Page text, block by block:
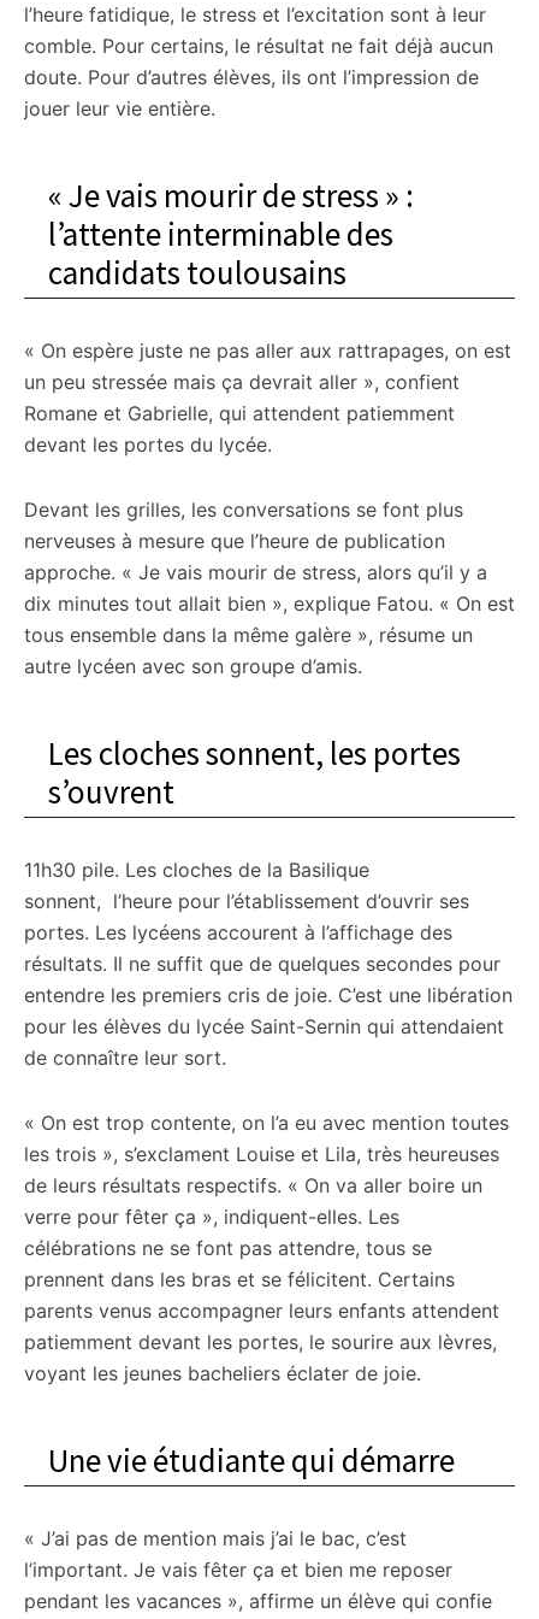
l’heure fatidique, le stress et l’excitation sont à leur
comble. Pour certains, le résultat ne fait déjà aucun
doute. Pour d’autres élèves, ils ont l’impression de
jouer leur vie entière.
« Je vais mourir de stress » :
l’attente interminable des
candidats toulousains
« On espère juste ne pas aller aux rattrapages, on est
un peu stressée mais ça devrait aller », confient
Romane et Gabrielle, qui attendent patiemment
devant les portes du lycée.
Devant les grilles, les conversations se font plus
nerveuses à mesure que l’heure de publication
approche. « Je vais mourir de stress, alors qu’il y a
dix minutes tout allait bien », explique Fatou. « On est
tous ensemble dans la même galère », résume un
autre lycéen avec son groupe d’amis.
Les cloches sonnent, les portes
s’ouvrent
11h30 pile. Les cloches de la Basilique
sonnent, l’heure pour l’établissement d’ouvrir ses
portes. Les lycéens accourent à l’affichage des
résultats. Il ne suffit que de quelques secondes pour
entendre les premiers cris de joie. C’est une libération
pour les élèves du lycée Saint-Sernin qui attendaient
de connaître leur sort.
« On est trop contente, on l’a eu avec mention toutes
les trois », s’exclament Louise et Lila, très heureuses
de leurs résultats respectifs. « On va aller boire un
verre pour fêter ça », indiquent-elles. Les
célébrations ne se font pas attendre, tous se
prennent dans les bras et se félicitent. Certains
parents venus accompagner leurs enfants attendent
patiemment devant les portes, le sourire aux lèvres,
voyant les jeunes bacheliers éclater de joie.
Une vie étudiante qui démarre
« J’ai pas de mention mais j’ai le bac, c’est
l’important. Je vais fêter ça et bien me reposer
pendant les vacances », affirme un élève qui confie